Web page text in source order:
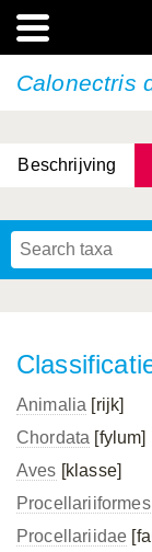
Calonectris
Beschrijving
Animalia [rijk]
Chordata [fylum]
Aves [klasse]
Procellariiformes
Procellariidae